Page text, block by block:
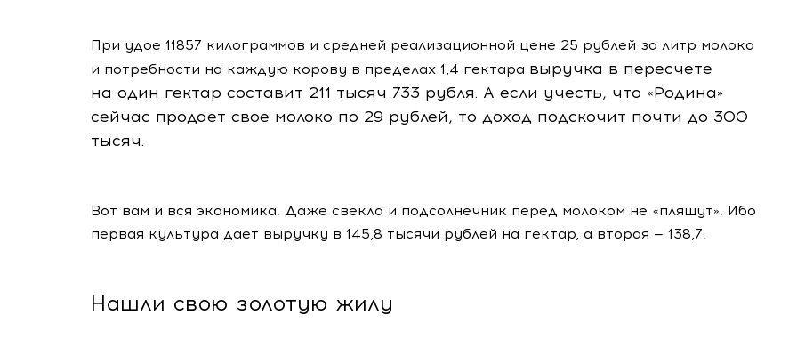
При удое 11857 килограммов и средней реализационной цене 25 рублей за литр молока
и потребности на каждую корову в пределах 1,4 гектара выручка в пересчете
на один гектар составит 211 тысяч 733 рубля. А если учесть, что «Родина»
сейчас продает свое молоко по 29 рублей, то доход подскочит почти до 300
тысяч.
Вот вам и вся экономика. Даже свекла и подсолнечник перед молоком не «пляшут». Ибо
первая культура дает выручку в 145,8 тысячи рублей на гектар, а вторая — 138,7.
Нашли свою золотую жилу